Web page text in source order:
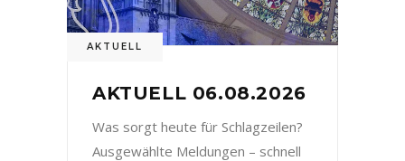
AKTUELL
AKTUELL 06.08.2026
Was sorgt heute für Schlagzeilen?
Ausgewählte Meldungen – schnell